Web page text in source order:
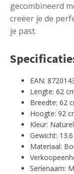
gecombineerd
creëer je de
je past.
EAN:
Lengte: 62
Breedte: 62
Hoogte: 92
Kleur: Naturel
Gewicht:
Materiaal:
Serienaam: